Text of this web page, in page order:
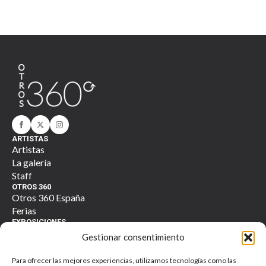
Gestionar consentimiento
Para ofrecer las mejores experiencias, utilizamos tecnologías como las
ARTISTAS
Artistas
La galería
Staff
OTROS 360
Otros 360 España
Ferias
EXPOSICIONES
TIENDA